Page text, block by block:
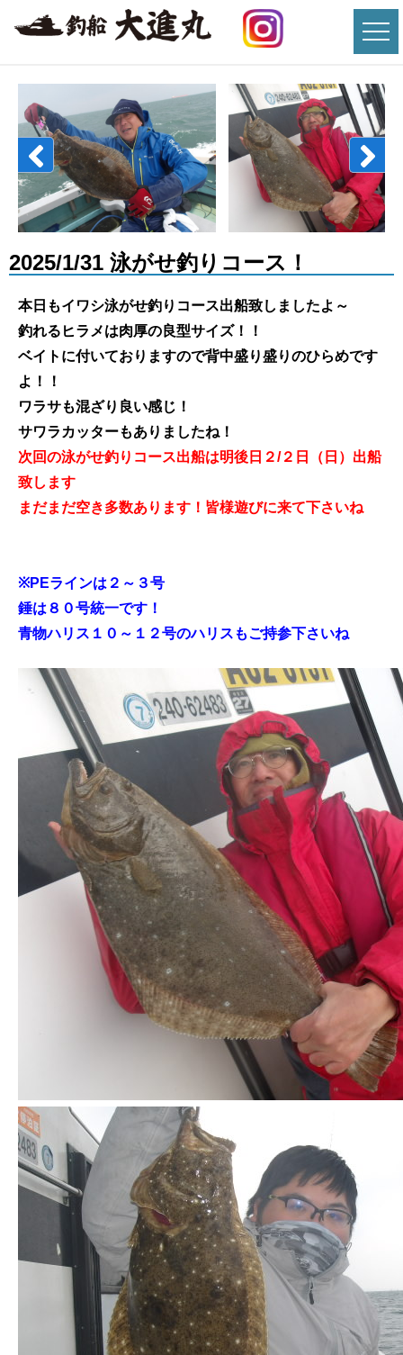
2025/1/31 泳がせ釣りコース！
本日もイワシ泳がせ釣りコース出船致しましたよ～
釣れるヒラメは肉厚の良型サイズ！！
ベイトに付いておりますので背中盛り盛りのひらめです
よ！！
ワラサも混ざり良い感じ！
サワラカッターもありましたね！
次回の泳がせ釣りコース出船は明後日２/２日（日）出船
致します
まだまだ空き多数あります！皆様遊びに来て下さいね
※PEラインは２～３号
錘は８０号統一です！
青物ハリス１０～１２号のハリスもご持参下さいね